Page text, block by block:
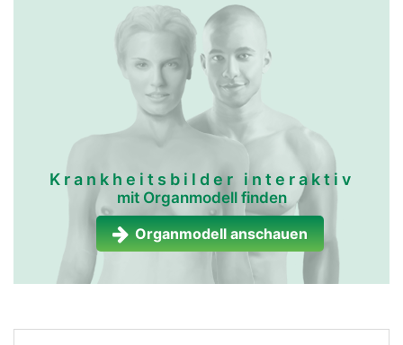
Krankheitsbilder interaktiv
mit Organmodell finden
Organmodell anschauen